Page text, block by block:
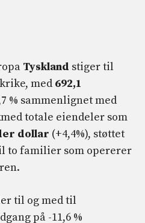
Tyskland stiger til
med 692,1
% sammenlignet med
med totale eiendeler som
dollar (+4,4%), støttet
to familier som opererer
til og med til
på -11,6 %